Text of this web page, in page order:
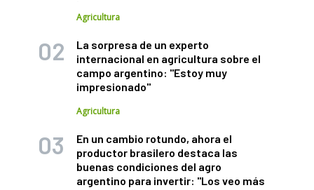
Agricultura
La sorpresa de un experto
internacional en agricultura sobre el
campo argentino: "Estoy muy
impresionado"
Agricultura
En un cambio rotundo, ahora el
productor brasilero destaca las
buenas condiciones del agro
argentino para invertir: "Los veo más